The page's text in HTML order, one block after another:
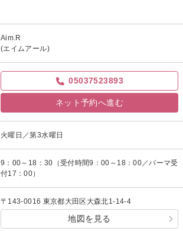
Aim.R
(エイムアール)
05037523893
ネット予約へ進む
火曜日／第3水曜日
9：00～18：30（受付時間9：00～18：00／パーマ受
付17：00）
〒143-0016 東京都大田区大森北1-14-4
地図を見る